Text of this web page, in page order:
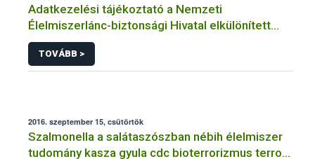
Adatkezelési tájékoztató a Nemzeti
Élelmiszerlánc-biztonsági Hivatal elkülönített
visszaélés-bejelentési rendszerhez kapcsolódó
adatkezeléséhez
TOVÁBB >
2016. szeptember 15, csütörtök
Szalmonella a salátaszószban nébih élelmiszer
tudomány kasza gyula cdc bioterrorizmus terror